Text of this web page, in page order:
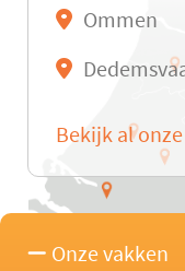
Ommen
Bekijk al
Onze vakken